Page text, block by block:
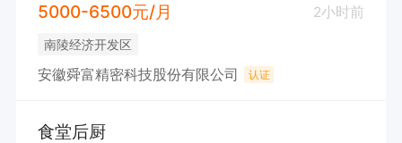
5000-6500元/月
2小时前
南陵经济开发区
安徽舜富精密科技股份有限公司 认证
食堂后厨